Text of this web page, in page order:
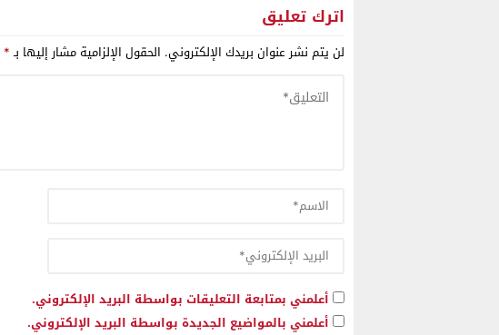
اترك تعليق
لن يتم نشر عنوان بريدك الإلكتروني. الحقول الإلزامية مشار إليها بـ*
أعلمني بمتابعة التعليقات بواسطة البريد الإلكتروني.
أعلمني بالمواضيع الجديدة بواسطة البريد الإلكتروني.